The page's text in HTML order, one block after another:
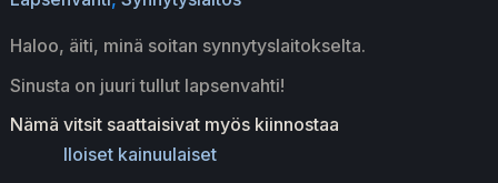
Haloo, äiti, minä soitan synnytyslaitokselta.
Sinusta on juuri tullut lapsenvahti!
Nämä vitsit saattaisivat myös kiinnostaa
Iloiset kainuulaiset